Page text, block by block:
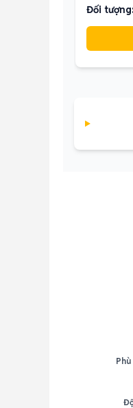
Đối tượng: